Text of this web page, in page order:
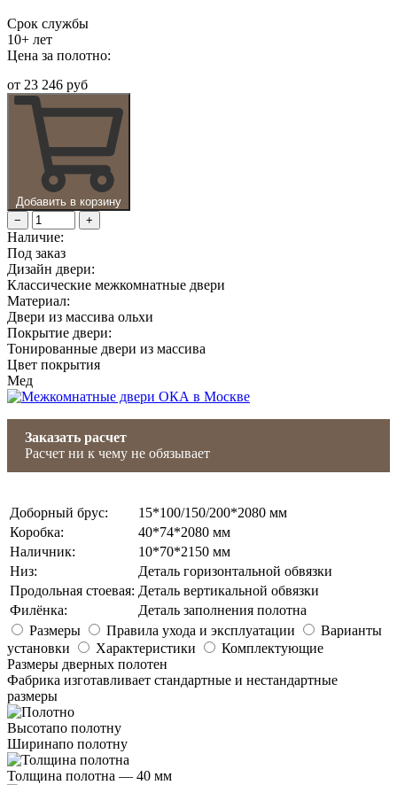
Срок службы
10+ лет
Цена за полотно:
от 23 246 руб
Добавить в корзину
−
+
Наличие:
Под заказ
Дизайн двери:
Классические межкомнатные двери
Материал:
Двери из массива ольхи
Покрытие двери:
Тонированные двери из массива
Цвет покрытия
Мед
Заказать расчет
Расчет ни к чему не обязывает
Доборный брус:
15*100/150/200*2080 мм
Коробка:
40*74*2080 мм
Наличник:
10*70*2150 мм
Низ:
Деталь горизонтальной обвязки
Продольная стоевая: Деталь вертикальной обвязки
Филёнка:
Деталь заполнения полотна
Размеры
Правила ухода и эксплуатации
Варианты
установки
Характеристики
Комплектующие
Размеры дверных полотен
Фабрика изготавливает стандартные и нестандартные
размеры
Высотапо полотну
Ширинапо полотну
Толщина полотна — 40 мм